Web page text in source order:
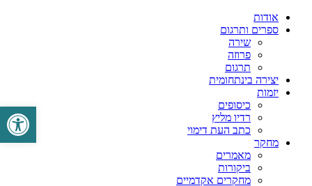
אודות
ספרים ותרגום
שירה
פרוזה
תרגום
יצירה בינתחומית
יזמות
כיסופים
רדיו מליץ
כתב העת דימוי
מחקר
מאמרים
ביקורות
מחקרים אקדמיים
פתח